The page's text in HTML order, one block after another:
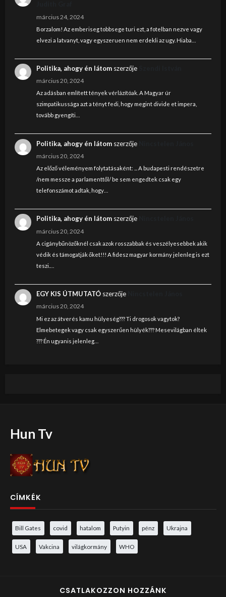
március 24, 2024
Borzalom! Az emberiseg tobbsege turi ezt, a fotelban nezve vagy
elvezi a latvanyt, vagy egyszeruen nem erdekli az ugy. Hiaba…
Politika, ahogy én látomszerzője
március 20, 2024
Az adásban említett tények vérlázítóak. A Magyar úr
szimpatikussága azt a tényt fedi, hogy megint divide et impera,
tovább gyengíti…
Politika, ahogy én látomszerzője
március 20, 2024
Az előző véleményem folytatásaként: ... A budapesti rendészetre
/nem messze a parlamenttől/ be sem engedtek csak egy
telefonszámot adtak, hogy…
Politika, ahogy én látomszerzője
március 20, 2024
A cigánybűnözőknél csak azok rosszabbak és veszélyesebbek akik
védik és támogatják őket!!! A fidesz magyar kormány jelenleg is ezt
teszi.…
EGY KIS ÚTMUTATÓszerzője
március 20, 2024
Mi ez az átverés kamu hülyeség??? Ti drogosok vagytok?
Elmebetegek vagy csak egyszerűen hülyék??? Mesevilágban éltek
??? Én ugyanis jelenleg…
Hun Tv
CÍMKÉK
Bill Gates covid hatalom Putyin pénz Ukrajna
USA Vakcina világkormány WHO
CSATLAKOZZON HOZZÁNK